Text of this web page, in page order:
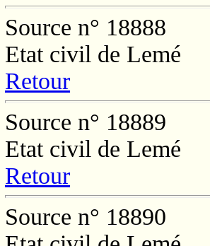
Source n° 18888
Etat civil de Lemé
Retour
Source n° 18889
Etat civil de Lemé
Retour
Source n° 18890